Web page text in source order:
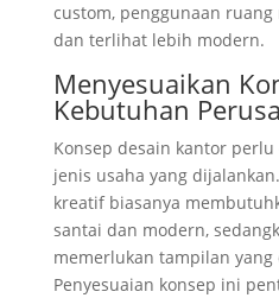
custom, penggunaan
dan terlihat lebih modern.
Menyesuaikan
Kebutuhan
Konsep desain kantor
jenis usaha yang
kreatif biasanya
santai dan modern,
memerlukan tampilan
Penyesuaian konsep ini